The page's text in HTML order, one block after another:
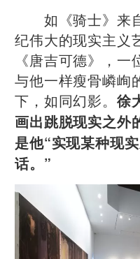
如《骑士》来
纪伟大的现实主义
《唐吉可德》，一
与他一样瘦骨嶙峋
下，如同幻影。 徐
画出跳脱现实之外
是他“实现某种现
话。”